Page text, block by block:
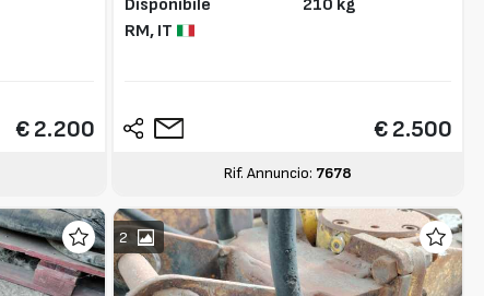
€ 2.200
RM, IT
€ 2.500
Rif. Annuncio: 7678
2